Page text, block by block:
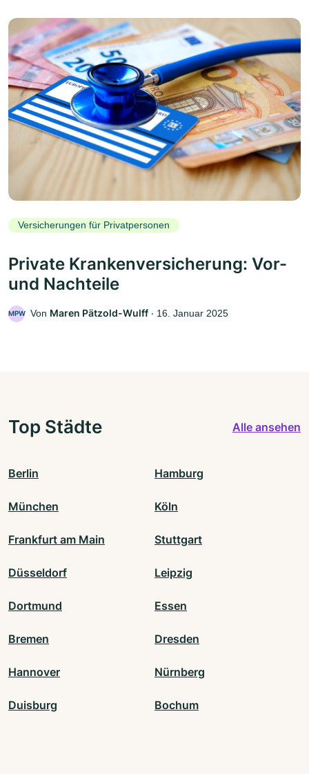
Versicherungen für Privatpersonen
Private Krankenversicherung: Vor-
und Nachteile
MPW Von Maren Pätzold-Wulff ‧ 16. Januar 2025
Top Städte Alle ansehen
Berlin Hamburg
München Köln
Frankfurt am Main Stuttgart
Düsseldorf Leipzig
Dortmund Essen
Bremen Dresden
Hannover Nürnberg
Duisburg Bochum